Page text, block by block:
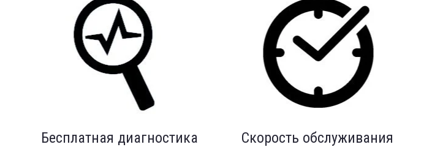
Бесплатная диагностика Скорость обслуживания